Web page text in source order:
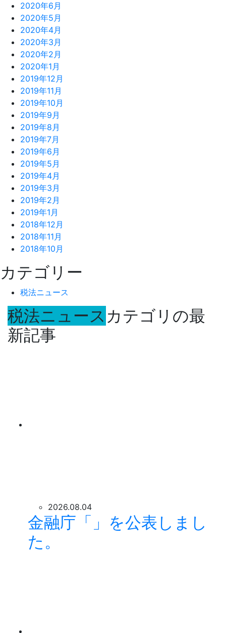
2020年6月
2020年5月
2020年4月
2020年3月
2020年2月
2020年1月
2019年12月
2019年11月
2019年10月
2019年9月
2019年8月
2019年7月
2019年6月
2019年5月
2019年4月
2019年3月
2019年2月
2019年1月
2018年12月
2018年11月
2018年10月
カテゴリー
税法ニュース
税法ニュース カテゴリの最
新記事
2026.08.04
金融庁「」を公表しまし
た。